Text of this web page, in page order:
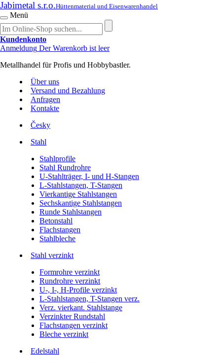
Jabimetal s.r.o.Hüttenmaterial und Eisenwarenhandel
Menü
Kundenkonto
Anmeldung Der Warenkorb ist leer
Metallhandel für Profis und Hobbybastler.
Über uns
Versand und Bezahlung
Anfragen
Kontakte
Česky
Stahl
Stahlprofile
Stahl Rundrohre
U-Stahlträger, I- und H-Stangen
L-Stahlstangen, T-Stangen
Vierkantige Stahlstangen
Sechskantige Stahlstangen
Runde Stahlstangen
Betonstahl
Flachstangen
Stahlbleche
Stahl verzinkt
Formrohre verzinkt
Rundrohre verzinkt
U-, I-, H-Profile verzinkt
L-Stahlstangen, T-Stangen verz.
Verz. vierkant. Stahlstange
Verzinkter Rundstahl
Flachstangen verzinkt
Bleche verzinkt
Edelstahl